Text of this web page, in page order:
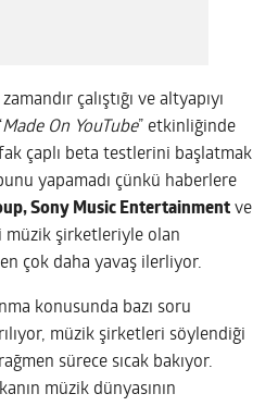
çalıştığı ve altyapıyı
Made On YouTube” etkinliğinde
çaplı beta testlerini başlatmak
yapamadı çünkü haberlere
Sony Music Entertainment ve
müzik şirketleriyle olan
çok daha yavaş ilerliyor.
konusunda bazı soru
müzik şirketleri söylendiği
sürece sıcak bakıyor.
müzik dünyasının